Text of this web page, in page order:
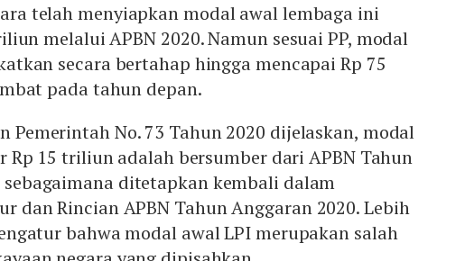
telah menyiapkan modal awal lembaga ini
melalui APBN 2020. Namun sesuai PP, modal
secara bertahap hingga mencapai Rp 75
pada tahun depan.
Pemerintah No. 73 Tahun 2020 dijelaskan, modal
Rp 15 triliun adalah bersumber dari APBN Tahun
sebagaimana ditetapkan kembali dalam
dan Rincian APBN Tahun Anggaran 2020. Lebih
bahwa modal awal LPI merupakan salah